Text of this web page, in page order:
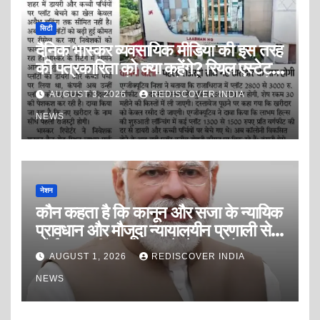
सिटी
दैनिक भास्कर व्यवसायिक मीडिया की इस तरह
की पत्रकारिता को क्या कहेंगे? रियल एस्टेट
इंडस्ट्री को डराने, धमकाने और दवाब बनाने
की पत्रकारिता? या सफेद पोश ब्लैकमेलिंग
पत्रकारिता?
AUGUST 3, 2026 REDISCOVER INDIA
NEWS
नेशन
कौन कहता है कि कानून और सजा के न्यायिक
प्रावधान और मौजूदा न्यायालयीन प्रणाली से
कोई अपराधी अपराध करने से डरता है?
AUGUST 1, 2026 REDISCOVER INDIA
NEWS